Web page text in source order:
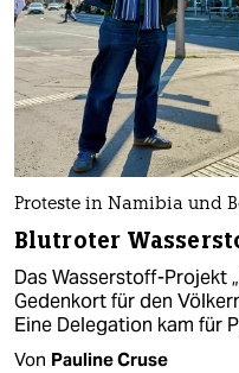
Proteste in Namibia und
Blutroter
Das Wasserstoff-Projekt
Gedenkort für den
Eine Delegation kam für
Von Pauline Cruse